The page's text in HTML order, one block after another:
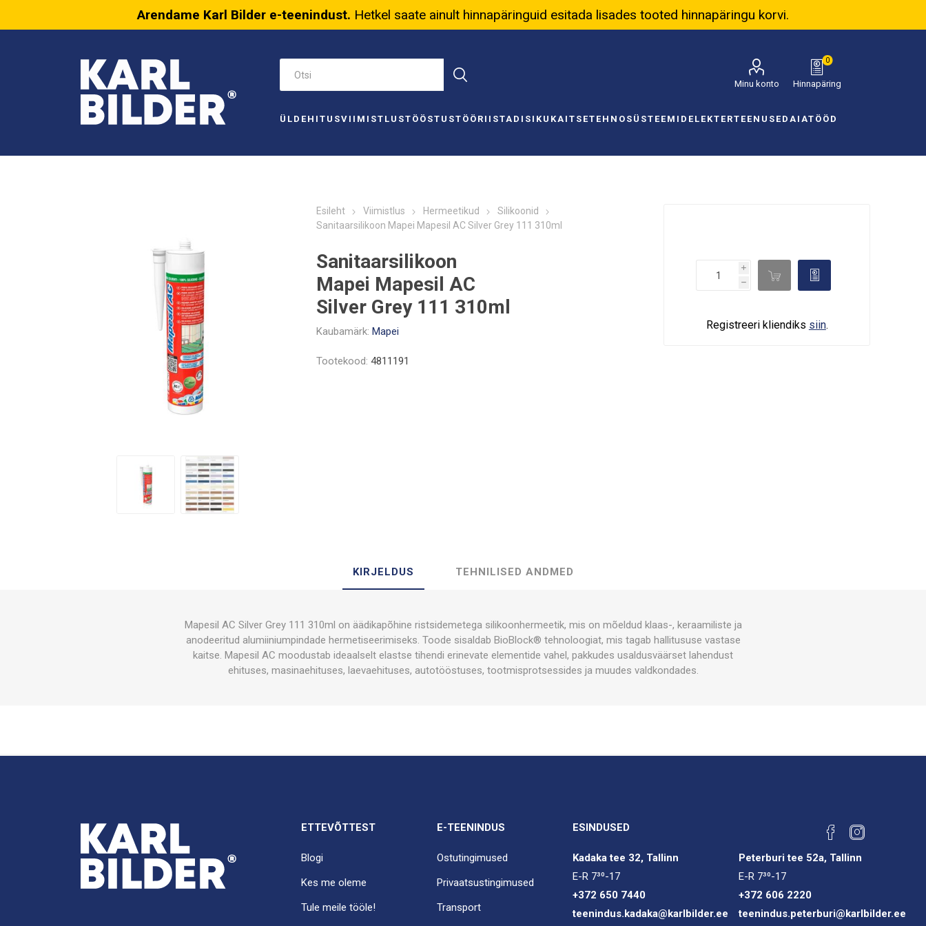
Arendame Karl Bilder e-teenindust. Hetkel saate ainult hinnapäringuid esitada lisades tooted hinnapäringu korvi.
Minu konto Hinnapäring
0
ÜLDEHITUSVIIMISTLUSTÖÖSTUSTÖÖRIISTAD ISIKUKAITSETEHNOSÜSTEEMID ELEKTERTEENUSEDAIATÖÖD
Esileht Viimistlus Hermeetikud
Silikoonid
Sanitaarsilikoon Mapei Mapesil AC Silver Grey 111 310ml
Sanitaarsilikoon
Mapei Mapesil AC
Silver Grey 111 310ml
Kaubamärk: Mapei
Tootekood: 4811191
i
h
d 
Registreeri kliendiks siin.
KIRJELDUS TEHNILISED ANDMED
Mapesil AC Silver Grey 111 310ml on äädikapõhine ristsidemetega silikoonhermeetik, mis on mõeldud klaas-, keraamiliste ja
anodeeritud alumiiniumpindade hermetiseerimiseks. Toode sisaldab BioBlock® tehnoloogiat, mis tagab hallitususe vastase
kaitse. Mapesil AC moodustab ideaalselt elastse tihendi erinevate elementide vahel, pakkudes usaldusväärset lahendust
ehituses, masinaehituses, laevaehituses, autotööstuses, tootmisprotsessides ja muudes valdkondades.
ETTEVÕTTEST
Blogi
Kes me oleme
Tule meile tööle!
E-TEENINDUS
Ostutingimused
Privaatsustingimused
Transport
ESINDUSED
Kadaka tee 32, Tallinn
E-R 7³⁰-17
+372 650 7440
teenindus.kadaka@karlbilder.ee
Peterburi tee 52a, Tallinn
E-R 7³⁰-17
+372 606 2220
teenindus.peterburi@karlbilder.ee